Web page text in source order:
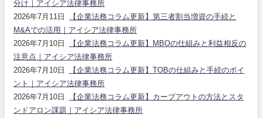
分け｜アイシア法律事務所
2026年7月11日
【企業法務コラム更新】第三者割当増資の手続と
M&Aでの活用｜アイシア法律事務所
2026年7月10日
【企業法務コラム更新】MBOの仕組みと利益相反の
注意点｜アイシア法律事務所
2026年7月10日
【企業法務コラム更新】TOBの仕組みと手続のポイ
ント｜アイシア法律事務所
2026年7月10日
【企業法務コラム更新】カーブアウトの方法とスタ
ンドアロン課題｜アイシア法律事務所